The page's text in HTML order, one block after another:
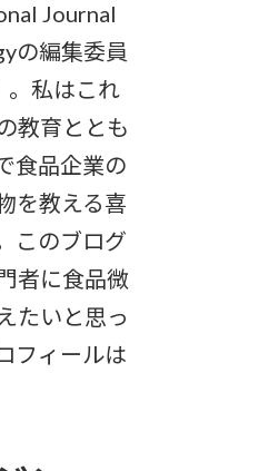
Journal
の編集委員
。私はこれ
教育ととも
食品企業の
を教える喜
このブログ
者に食品微
たいと思っ
フィールは